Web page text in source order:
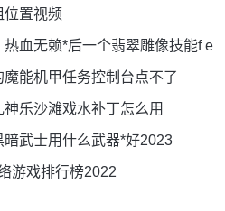
位置视频
血无赖*后一个翡翠雕像技能f e
能机甲任务控制台点不了
乐沙滩戏水补丁怎么用
武士用什么武器*好2023
游戏排行榜2022